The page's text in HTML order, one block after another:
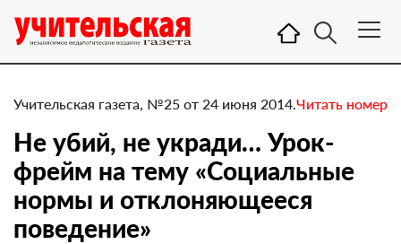
Учительская газета, №25 от 24 июня 2014.Читать номер
Не убий, не укради… Урок-
фрейм на тему «Социальные
нормы и отклоняющееся
поведение»